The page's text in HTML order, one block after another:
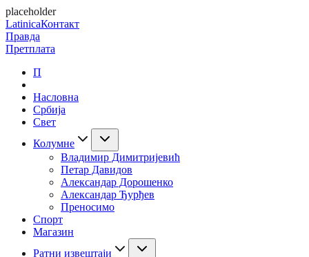
placeholder
LatinicaКонтакт
Правда
Претплата
П
Насловна
Србија
Свет
Колумне
Владимир Димитријевић
Петар Давидов
Александар Дорошенко
Александар Ђурђев
Преносимо
Спорт
Магазин
Ратни извештаји